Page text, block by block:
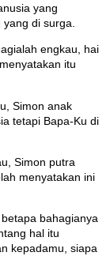
yang
di surga.
engkau, hai
itu
Simon anak
tetapi Bapa-Ku di
Simon putra
menyatakan ini
bahagianya
hal itu
kepadamu, siapa